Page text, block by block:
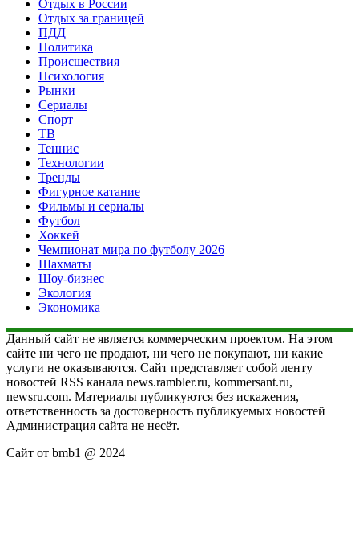
Отдых в России
Отдых за границей
ПДД
Политика
Происшествия
Психология
Рынки
Сериалы
Спорт
ТВ
Теннис
Технологии
Тренды
Фигурное катание
Фильмы и сериалы
Футбол
Хоккей
Чемпионат мира по футболу 2026
Шахматы
Шоу-бизнес
Экология
Экономика
Данный сайт не является коммерческим проектом. На этом
сайте ни чего не продают, ни чего не покупают, ни какие
услуги не оказываются. Сайт представляет собой ленту
новостей RSS канала news.rambler.ru, kommersant.ru,
newsru.com. Материалы публикуются без искажения,
ответственность за достоверность публикуемых новостей
Администрация сайта не несёт.
Сайт от bmb1 @ 2024